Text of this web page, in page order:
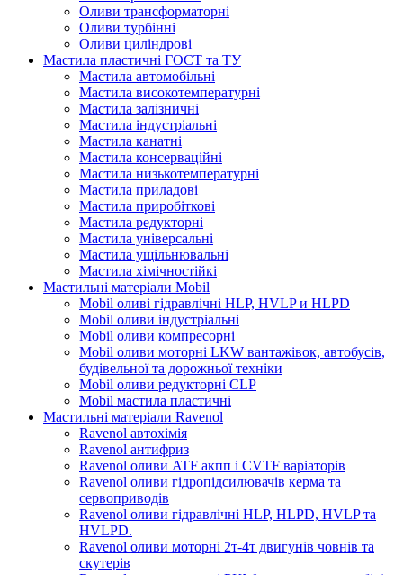
Оливи трансформаторні
Оливи турбінні
Оливи циліндрові
Мастила пластичні ГОСТ та ТУ
Мастила автомобільні
Мастила високотемпературні
Мастила залізничні
Мастила індустріальні
Мастила канатні
Мастила консерваційні
Мастила низькотемпературні
Мастила приладові
Мастила приробіткові
Мастила редукторні
Мастила універсальні
Мастила ущільнювальні
Мастила хімічностійкі
Мастильні матеріали Mobil
Mobil оливі гідравлічні HLP, HVLP и HLPD
Mobil оливи індустріальні
Mobil оливи компресорні
Mobil оливи моторні LKW вантажівок, автобусів,
будівельної та дорожньої техніки
Mobil оливи редукторні CLP
Mobil мастила пластичні
Мастильні матеріали Ravenol
Ravenol автохімія
Ravenol антифриз
Ravenol оливи ATF акпп і CVTF варіаторів
Ravenol оливи гідропідсилювачів керма та
сервоприводів
Ravenol оливи гідравлічні HLP, HLPD, HVLP та
HVLPD.
Ravenol оливи моторні 2т-4т двигунів човнів та
скутерів